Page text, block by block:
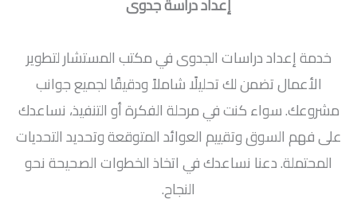
خدمة إعداد دراسات الجدوى في مكتب المستشار لتطوير
الأعمال تضمن لك تحليلًا شاملاً ودقيقًا لجميع جوانب
مشروعك. سواء كنت في مرحلة الفكرة أو التنفيذ، نساعدك
على فهم السوق وتقييم العوائد المتوقعة وتحديد التحديات
المحتملة. دعنا نساعدك في اتخاذ الخطوات الصحيحة نحو
النجاح.